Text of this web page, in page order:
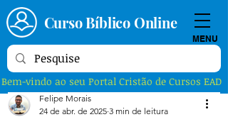
Curso Bíblico Online
MENU
Bem-vindo ao seu Portal Cristão de Cursos EAD
Felipe Morais
24 de abr. de 2025 3 min de leitura